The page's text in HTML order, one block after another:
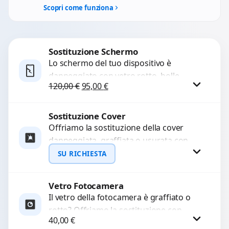
Scopri come funziona
Sostituzione Schermo
Lo schermo del tuo dispositivo è
danneggiato con vetro rotto, bolle,
macchie, schermo nero o pixel morti?
120,00€Il prezzo originale era: 120,00 €.
95,00€Il prezzo attuale è: 95,00 €.
Procedi
Sostituzione Cover
Offriamo la sostituzione della cover
danneggiata, graffiata o usurata con
ricambi di alta qualità e garantiti.
Ripristiniamo l’aspetto estetico e...
SU RICHIESTA
Richiedi Preventivo
Vetro Fotocamera
Il vetro della fotocamera è graffiato o
rotto? Offriamo la sostituzione con
ricambi di alta qualità garantiti per 3
40,00€